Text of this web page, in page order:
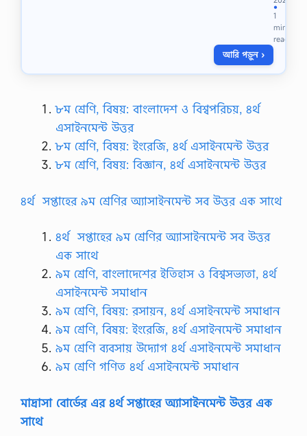
পে
তে
ক্লি
ক
ক
F
L
k
s
m
●
1
min
read
আরি পড়ুন ›
৮ম শ্রেণি, বিষয়: বাংলাদেশ ও বিশ্বপরিচয়, ৪র্থ
এসাইনমেন্ট উত্তর
৮ম শ্রেণি, বিষয়: ইংরেজি, ৪র্থ এসাইনমেন্ট উত্তর
৮ম শ্রেণি, বিষয়: বিজ্ঞান, ৪র্থ এসাইনমেন্ট উত্তর
৪র্থ সপ্তাহের ৯ম শ্রেণির অ্যাসাইনমেন্ট সব উত্তর এক সাথে
৪র্থ সপ্তাহের ৯ম শ্রেণির অ্যাসাইনমেন্ট সব উত্তর
এক সাথে
৯ম শ্রেণি, বাংলাদেশের ইতিহাস ও বিশ্বসভ্যতা, ৪র্থ
এসাইনমেন্ট সমাধান
৯ম শ্রেণি, বিষয়: রসায়ন, ৪র্থ এসাইনমেন্ট সমাধান
৯ম শ্রেণি, বিষয়: ইংরেজি, ৪র্থ এসাইনমেন্ট সমাধান
৯ম শ্রেণি ব্যবসায় উদ্যোগ ৪র্থ এসাইনমেন্ট সমাধান
৯ম শ্রেণি গণিত ৪র্থ এসাইনমেন্ট সমাধান
মাদ্রাসা বোর্ডের এর ৪র্থ সপ্তাহের অ্যাসাইনমেন্ট উত্তর এক
সাথে